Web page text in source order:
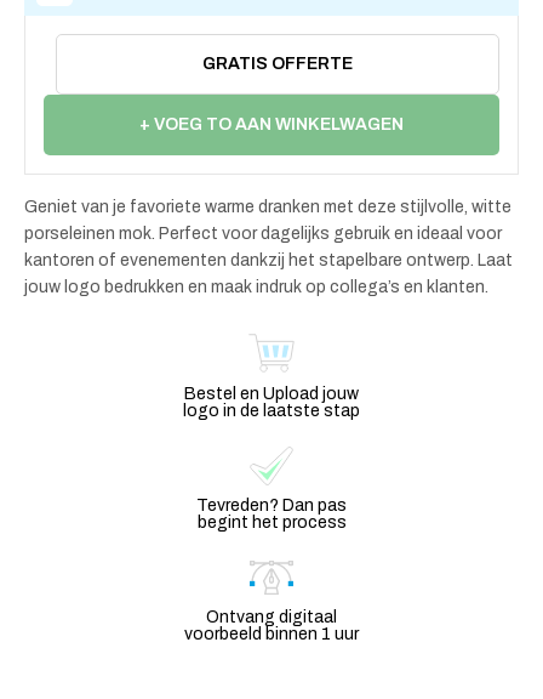
GRATIS OFFERTE
+ VOEG TO AAN WINKELWAGEN
Geniet van je favoriete warme dranken met deze stijlvolle, witte
porseleinen mok. Perfect voor dagelijks gebruik en ideaal voor
kantoren of evenementen dankzij het stapelbare ontwerp. Laat
jouw logo bedrukken en maak indruk op collega’s en klanten.
Bestel en Upload jouw
logo in de laatste stap
Tevreden? Dan pas
begint het process
Ontvang digitaal
voorbeeld binnen 1 uur